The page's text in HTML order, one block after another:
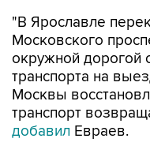
"В Ярославле
Московского
окружной дорогой
транспорта на
Москвы
транспорт
добавил Евраев.